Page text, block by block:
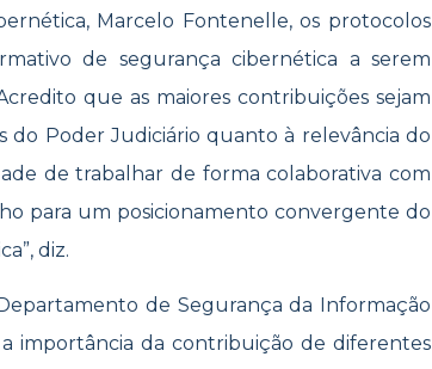
Marcelo Fontenelle, os protocolos
de segurança cibernética a serem
que as maiores contribuições sejam
do Poder Judiciário quanto à relevância do
de trabalhar de forma colaborativa com
para um posicionamento convergente do
diz.
de Segurança da Informação
importância da contribuição de diferentes